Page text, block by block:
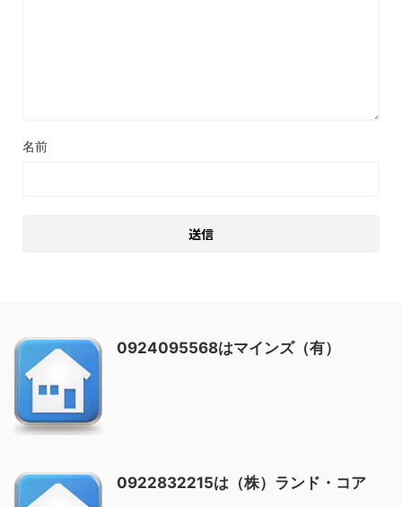
名前
0924095568はマインズ（有）
0922832215は（株）ランド・コア